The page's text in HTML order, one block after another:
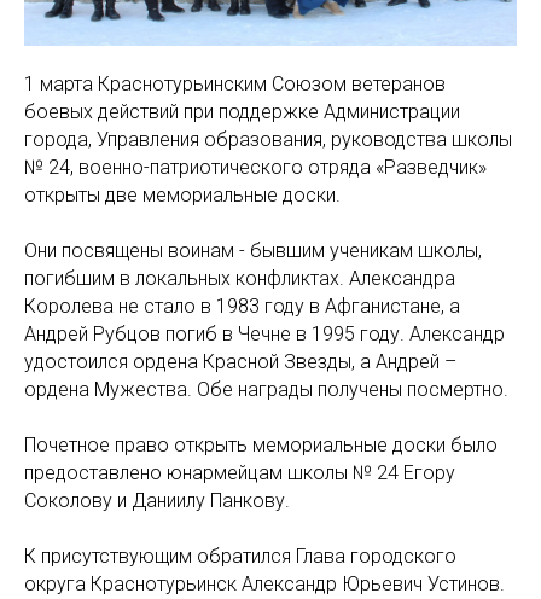
1 марта Краснотурьинским Союзом ветеранов
боевых действий при поддержке Администрации
города, Управления образования, руководства школы
№ 24, военно-патриотического отряда «Разведчик»
открыты две мемориальные доски.
Они посвящены воинам - бывшим ученикам школы,
погибшим в локальных конфликтах. Александра
Королева не стало в 1983 году в Афганистане, а
Андрей Рубцов погиб в Чечне в 1995 году. Александр
удостоился ордена Красной Звезды, а Андрей –
ордена Мужества. Обе награды получены посмертно.
Почетное право открыть мемориальные доски было
предоставлено юнармейцам школы № 24 Егору
Соколову и Даниилу Панкову.
К присутствующим обратился Глава городского
округа Краснотурьинск Александр Юрьевич Устинов.